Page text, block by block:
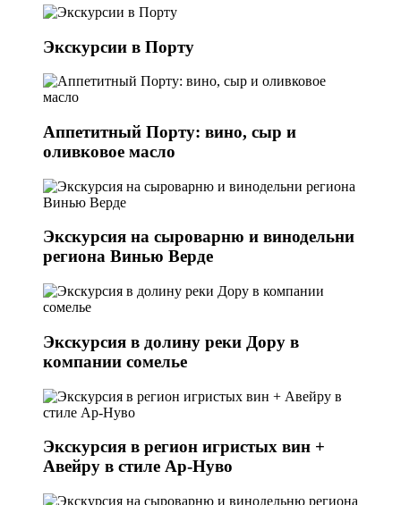
Экскурсии в Порту
Аппетитный Порту: вино, сыр и
оливковое масло
Экскурсия на сыроварню и винодельни
региона Винью Верде
Экскурсия в долину реки Дору в
компании сомелье
Экскурсия в регион игристых вин +
Авейру в стиле Ар-Нуво